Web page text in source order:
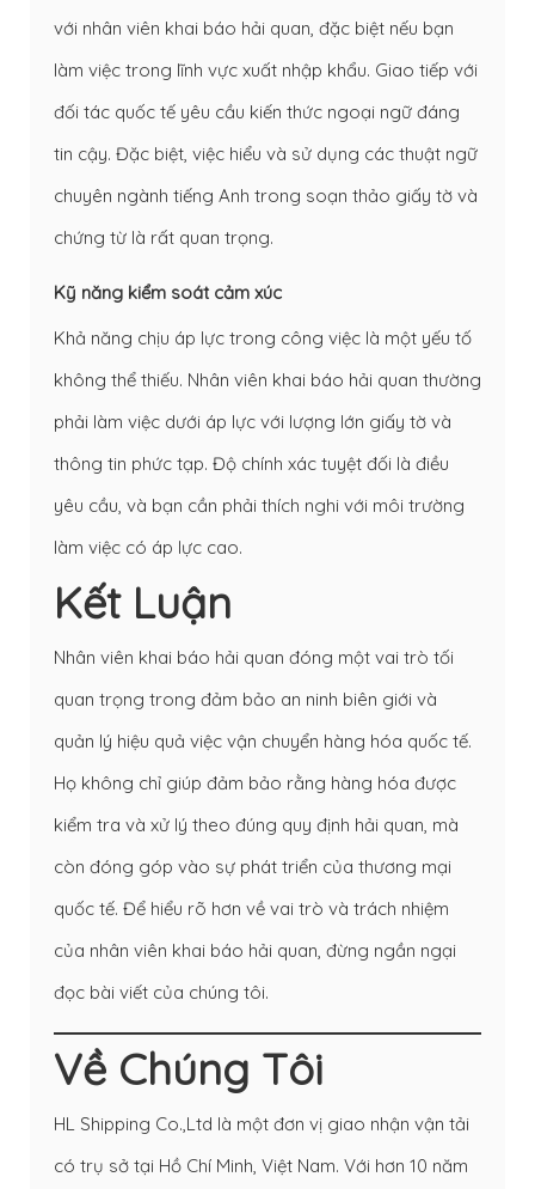
với nhân viên khai báo hải quan, đặc biệt nếu bạn
làm việc trong lĩnh vực xuất nhập khẩu. Giao tiếp với
đối tác quốc tế yêu cầu kiến thức ngoại ngữ đáng
tin cậy. Đặc biệt, việc hiểu và sử dụng các thuật ngữ
chuyên ngành tiếng Anh trong soạn thảo giấy tờ và
chứng từ là rất quan trọng.
Kỹ năng kiểm soát cảm xúc
Khả năng chịu áp lực trong công việc là một yếu tố
không thể thiếu. Nhân viên khai báo hải quan thường
phải làm việc dưới áp lực với lượng lớn giấy tờ và
thông tin phức tạp. Độ chính xác tuyệt đối là điều
yêu cầu, và bạn cần phải thích nghi với môi trường
làm việc có áp lực cao.
Kết Luận
Nhân viên khai báo hải quan đóng một vai trò tối
quan trọng trong đảm bảo an ninh biên giới và
quản lý hiệu quả việc vận chuyển hàng hóa quốc tế.
Họ không chỉ giúp đảm bảo rằng hàng hóa được
kiểm tra và xử lý theo đúng quy định hải quan, mà
còn đóng góp vào sự phát triển của thương mại
quốc tế. Để hiểu rõ hơn về vai trò và trách nhiệm
của nhân viên khai báo hải quan, đừng ngần ngại
đọc bài viết của chúng tôi.
Về Chúng Tôi
HL Shipping Co.,Ltd là một đơn vị giao nhận vận tải
có trụ sở tại Hồ Chí Minh, Việt Nam. Với hơn 10 năm